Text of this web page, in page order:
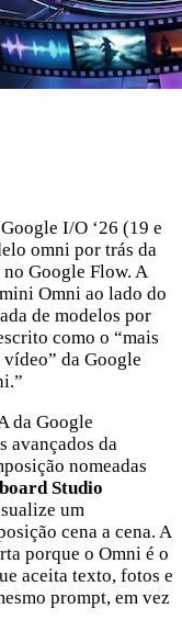
I/O ‘26 (19 e
omni por trás da
Google Flow. A
Omni ao lado do
de modelos por
como o “mais
da Google
da Google
avançados da
nomeadas
Studio
um
cena a cena. A
porque o Omni é o
aceita texto, fotos e
prompt, em vez